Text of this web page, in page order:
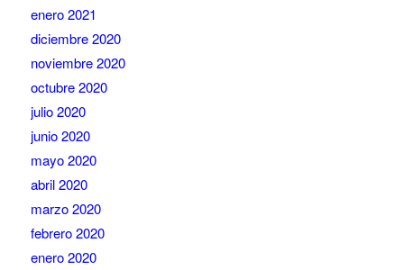
enero 2021
diciembre 2020
noviembre 2020
octubre 2020
julio 2020
junio 2020
mayo 2020
abril 2020
marzo 2020
febrero 2020
enero 2020